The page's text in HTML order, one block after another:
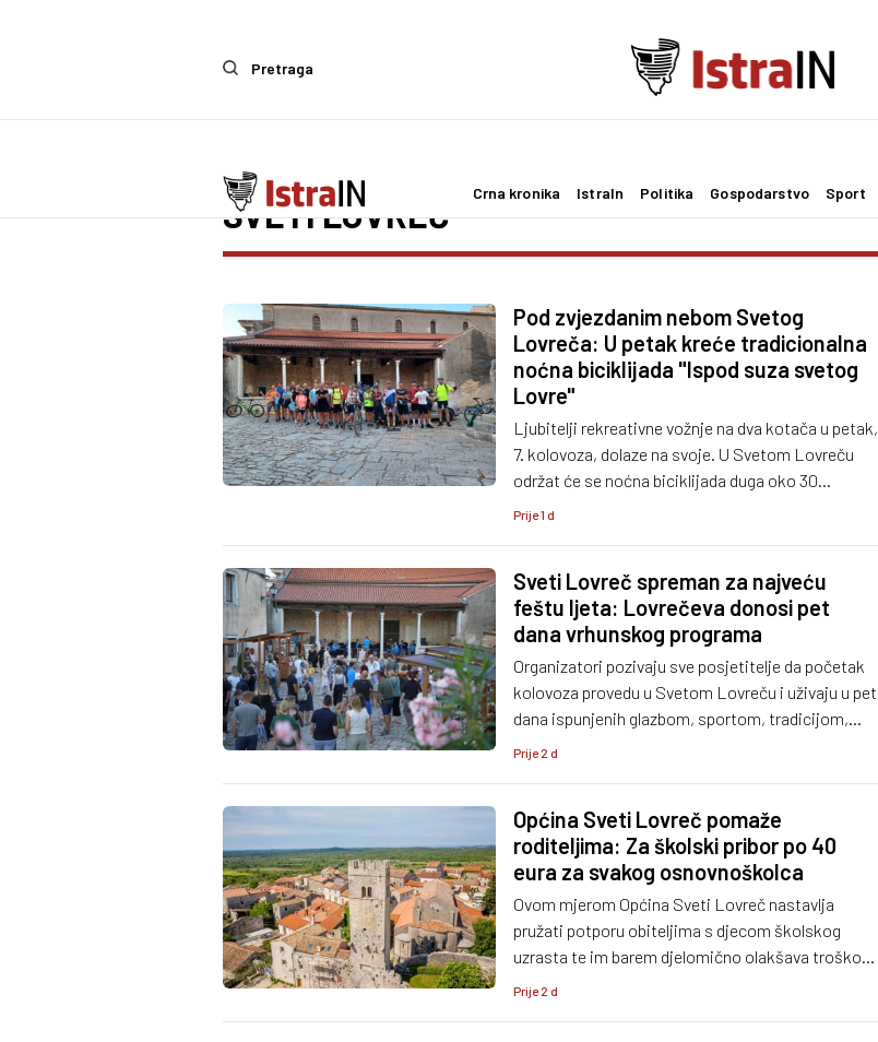
Pretraga
Crna kronika IstraIn Politika Gospodarstvo Sport
SVETI LOVREČ
Pod zvjezdanim nebom Svetog
Lovreča: U petak kreće tradicionalna
noćna biciklijada "Ispod suza svetog
Lovre"
Ljubitelji rekreativne vožnje na dva kotača u petak,
7. kolovoza, dolaze na svoje. U Svetom Lovreču
održat će se noćna biciklijada duga oko 30
kilometara, a nakon vožnje za sve sudionike
Prije 1 d
Sveti Lovreč spreman za najveću
feštu ljeta: Lovrečeva donosi pet
dana vrhunskog programa
Organizatori pozivaju sve posjetitelje da početak
kolovoza provedu u Svetom Lovreču i uživaju u pet
dana ispunjenih glazbom, sportom, tradicijom,
lokalnom gastronomijom i dobrom atmosferom.
Prije 2 d
Općina Sveti Lovreč pomaže
roditeljima: Za školski pribor po 40
eura za svakog osnovnoškolca
Ovom mjerom Općina Sveti Lovreč nastavlja
pružati potporu obiteljima s djecom školskog
uzrasta te im barem djelomično olakšava troškove
pripreme za početak nove školske godine.
Prije 2 d